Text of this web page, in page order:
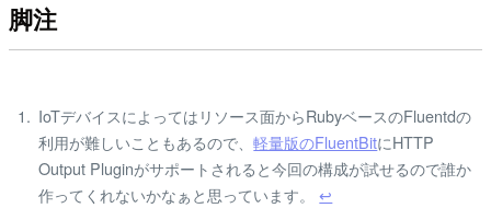
脚注
IoTデバイスによってはリソース面からRubyベースのFluentdの
利用が難しいこともあるので、軽量版のFluentBitにHTTP
Output Pluginがサポートされると今回の構成が試せるので誰か
作ってくれないかなぁと思っています。↩